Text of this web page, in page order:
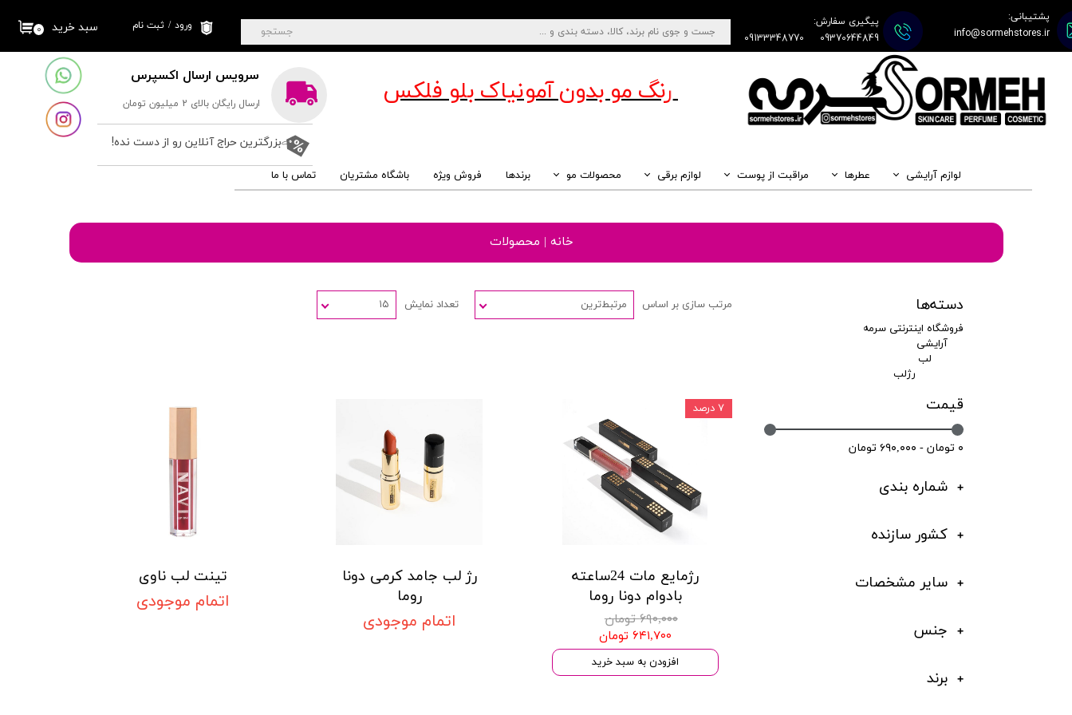
سرویس ارسال اکسپرس
ارسال رایگان بالای 2 میلیون تومان
جستجو
پشتیبانی:
info@sormehstores.ir
پیگیری سفارش:
09370644849
09133348770 ۰ سبد خرید ورود / ثبت نام
تغییر گذر واژه
سفارشات
خروج از حساب
کاربری
بزرگترین حراج آنلاین رو از دست نده!
لوازم آرایشی عطرها مراقبت از پوست لوازم برقی محصولات مو برندها فروش ویژه باشگاه مشتریان تماس با ما
رنگ مو بدون آمونیاکبلو فلکس
خانه | محصولات
دسته‌ها
فروشگاه اینترنتی سرمه
آرایشی
لب
رژلب
قیمت
۰ تومان - ۶۹۰,۰۰۰ تومان
شماره بندی
کشور سازنده
سایر مشخصات
جنس
برند
مرتب سازی بر اساس مرتبط‌ترین تعداد نمایش ۱۵
رژمایع مات 24ساعته
بادوام دونا روما
۶۹۰,۰۰۰ تومان
۶۴۱,۷۰۰ تومان
افزودن به سبد خرید
۷ درصد
رژ لب جامد کرمی دونا
روما
اتمام موجودی
تینت لب ناوی
اتمام موجودی